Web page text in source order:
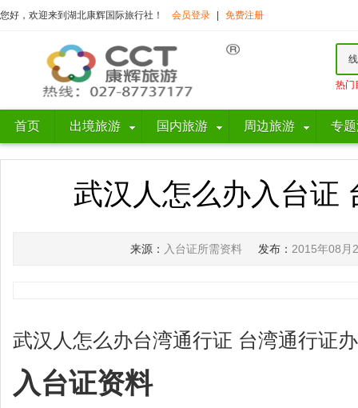
您好，欢迎来到湖北康辉国际旅行社！ 会员登录 免费注册
热门
首页 出境旅游 国内旅游 周边旅游 专
武汉人怎么办入台证
来源： 入台证所需资料 发布： 2015年08月
武汉人怎么办台湾通行证 台湾通行证
入台证资料